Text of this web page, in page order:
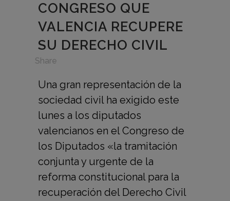
CONGRESO QUE
VALENCIA RECUPERE
SU DERECHO CIVIL
Share
Una gran representación de la
sociedad civil ha exigido este
lunes a los diputados
valencianos en el Congreso de
los Diputados «la tramitación
conjunta y urgente de la
reforma constitucional para la
recuperación del Derecho Civil